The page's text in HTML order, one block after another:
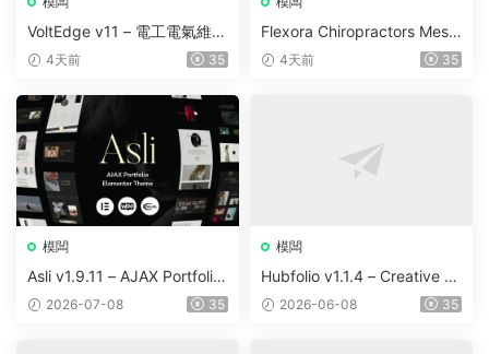
VoltEdge v11 – 電工電氣維修
WordPress 主題
4天前 35
Flexora Chiropractors Mess
age and Physical Therapist
4天前 35
模闆
Asli v1.9.11 – AJAX Portfolio
Elementor WordPress Them
2026-07-08 35
模闆
Hubfolio v1.1.4 – Creative P
ortfolio & Digital Agency Wo
2026-06-08 35